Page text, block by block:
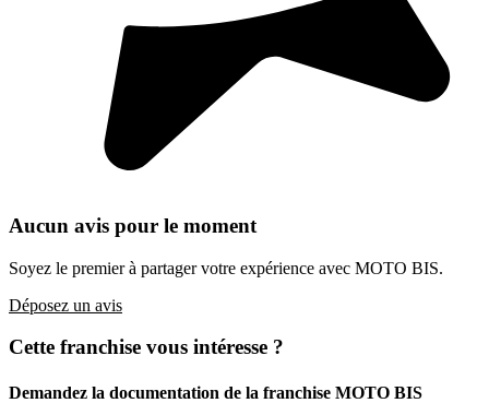
Aucun avis pour le moment
Soyez le premier à partager votre expérience avec MOTO BIS.
Déposez un avis
Cette franchise vous intéresse ?
Demandez la documentation de la franchise MOTO BIS